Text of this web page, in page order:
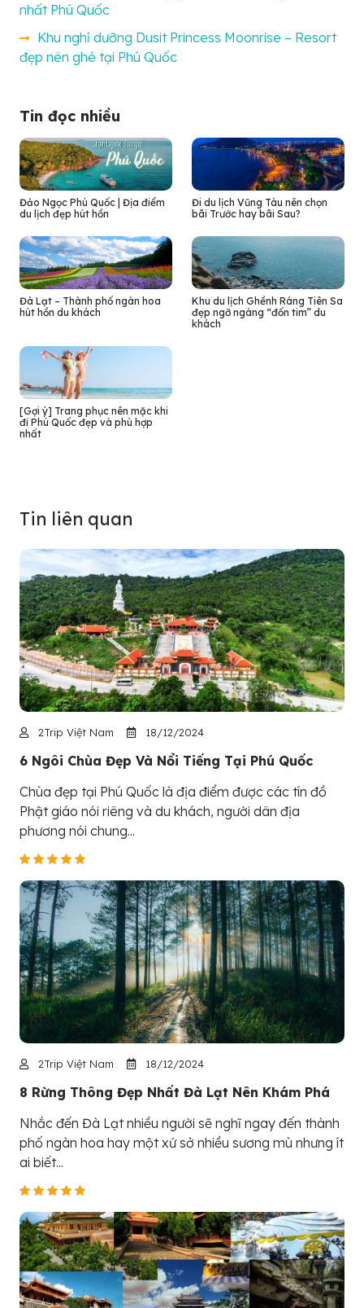
nhất Phú Quốc
Khu nghỉ dưỡng Dusit Princess Moonrise – Resort
đẹp nên ghé tại Phú Quốc
Tin đọc nhiều
Đảo Ngọc Phú Quốc | Địa điểm
du lịch đẹp hút hồn
Đi du lịch Vũng Tàu nên chọn
bãi Trước hay bãi Sau?
Đà Lạt – Thành phố ngàn hoa
hút hồn du khách
Khu du lịch Ghềnh Ráng Tiên Sa
đẹp ngỡ ngàng “đốn tim” du
khách
[Gợi ý] Trang phục nên mặc khi
đi Phú Quốc đẹp và phù hợp
nhất
Tin liên quan
2Trip Việt Nam 18/12/2024
6 Ngôi Chùa Đẹp Và Nổi Tiếng Tại Phú Quốc
Chùa đẹp tại Phú Quốc là địa điểm được các tín đồ
Phật giáo nói riêng và du khách, người dân địa
phương nói chung...
2Trip Việt Nam 18/12/2024
8 Rừng Thông Đẹp Nhất Đà Lạt Nên Khám Phá
Nhắc đến Đà Lạt nhiều người sẽ nghĩ ngay đến thành
phố ngàn hoa hay một xứ sở nhiều sương mù nhưng ít
ai biết...